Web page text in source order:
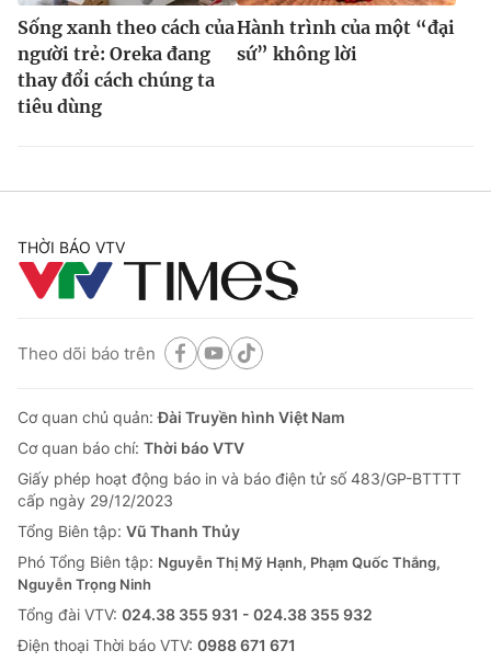
Sống xanh theo cách của
người trẻ: Oreka đang
thay đổi cách chúng ta
tiêu dùng
Hành trình của một “đại
sứ” không lời
THỜI BÁO VTV
Theo dõi báo trên
Cơ quan chủ quản:Đài Truyền hình Việt Nam
Cơ quan báo chí: Thời báo VTV
Giấy phép hoạt động báo in và báo điện tử số 483/GP-BTTTT
cấp ngày 29/12/2023
Tổng Biên tập: Vũ Thanh Thủy
Phó Tổng Biên tập: Nguyễn Thị Mỹ Hạnh, Phạm Quốc Thắng,
Nguyễn Trọng Ninh
Tổng đài VTV: 024.38 355 931 - 024.38 355 932
Ðiện thoại Thời báo VTV: 0988 671 671